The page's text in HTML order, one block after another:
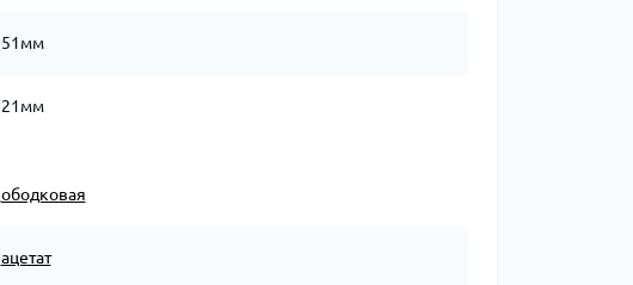
51мм
21мм
ободковая
ацетат